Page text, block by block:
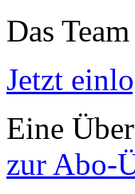
Das
Jetzt
Eine
zur Abo-